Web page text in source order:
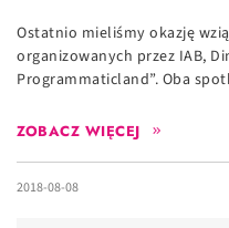
Ostatnio mieliśmy okazję
organizowanych przez IAB,
Programmaticland”. Oba
ZOBACZ WIĘCEJ
2018-08-08